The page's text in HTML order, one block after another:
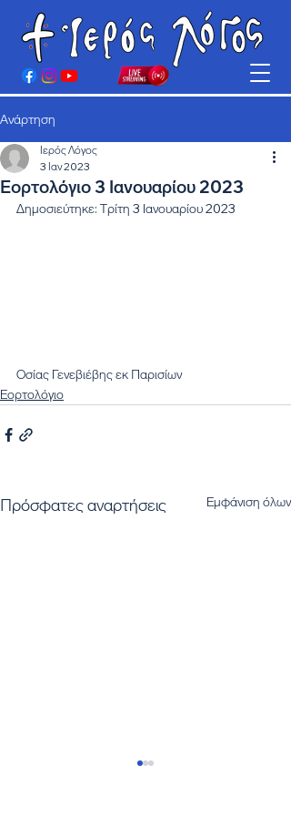
Ανάρτηση
Εορτολόγιο 3 Ιανουαρίου 2023
Ιερός Λόγος
3 Ιαν 2023
Δημοσιεύτηκε: Τρίτη 3 Ιανουαρίου 2023
Οσίας Γενεβιέβης εκ Παρισίων
Εορτολόγιο
Πρόσφατες αναρτήσεις Εμφάνιση όλων